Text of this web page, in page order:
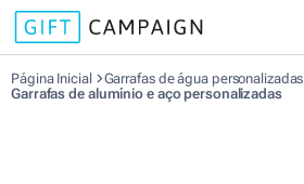
Página Inicial
Garrafas de água personalizadas
Garrafas de alumínio e aço personalizadas